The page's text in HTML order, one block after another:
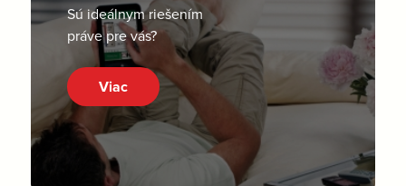
Sú ideálnym riešením
práve pre vás?
Viac